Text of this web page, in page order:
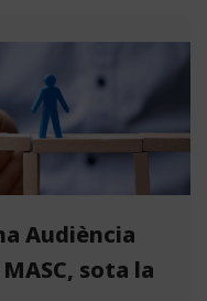
Audiència
sota la